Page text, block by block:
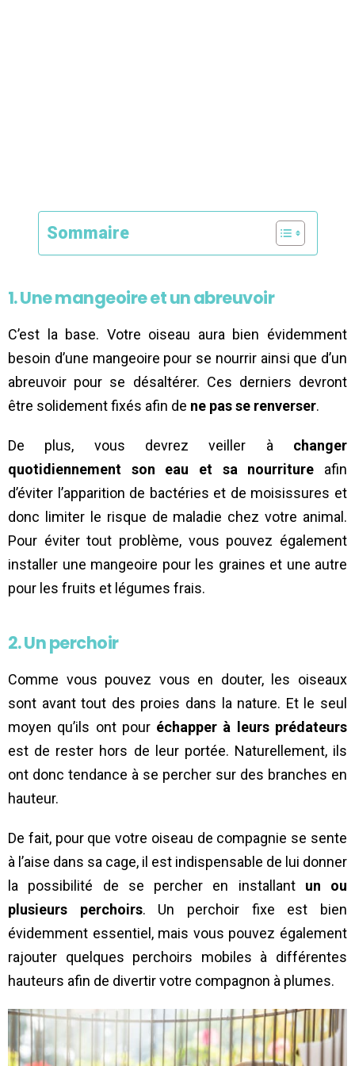
Sommaire
1. Une mangeoire et un abreuvoir
C’est la base. Votre oiseau aura bien évidemment
besoin d’une mangeoire pour se nourrir ainsi que d’un
abreuvoir pour se désaltérer. Ces derniers devront
être solidement fixés afin de ne pas se renverser.
De plus, vous devrez veiller à changer
quotidiennement son eau et sa nourriture afin
d’éviter l’apparition de bactéries et de moisissures et
donc limiter le risque de maladie chez votre animal.
Pour éviter tout problème, vous pouvez également
installer une mangeoire pour les graines et une autre
pour les fruits et légumes frais.
2. Un perchoir
Comme vous pouvez vous en douter, les oiseaux
sont avant tout des proies dans la nature. Et le seul
moyen qu’ils ont pour échapper à leurs prédateurs
est de rester hors de leur portée. Naturellement, ils
ont donc tendance à se percher sur des branches en
hauteur.
De fait, pour que votre oiseau de compagnie se sente
à l’aise dans sa cage, il est indispensable de lui donner
la possibilité de se percher en installant un ou
plusieurs perchoirs. Un perchoir fixe est bien
évidemment essentiel, mais vous pouvez également
rajouter quelques perchoirs mobiles à différentes
hauteurs afin de divertir votre compagnon à plumes.